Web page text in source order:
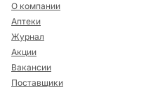
О компании
Аптеки
Журнал
Акции
Вакансии
Поставщики